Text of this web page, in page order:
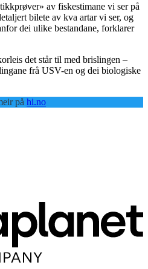
av fiskestimane vi ser på
bilete av kva artar vi ser, og
dei ulike bestandane, forklarer
det står til med brislingen –
frå USV-en og dei biologiske
på hi.no